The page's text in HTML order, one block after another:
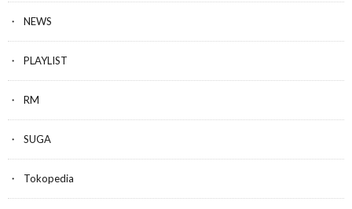
NEWS
PLAYLIST
RM
SUGA
Tokopedia